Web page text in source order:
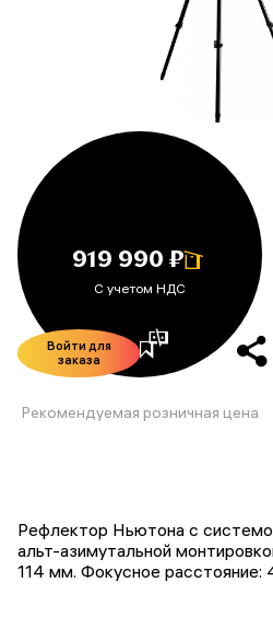
919 990 ₽
С учетом НДС
Войти для
заказа
Рекомендуемая розничная цена
Рефлектор Ньютона с
альт-азимутальной
114 мм. Фокусное